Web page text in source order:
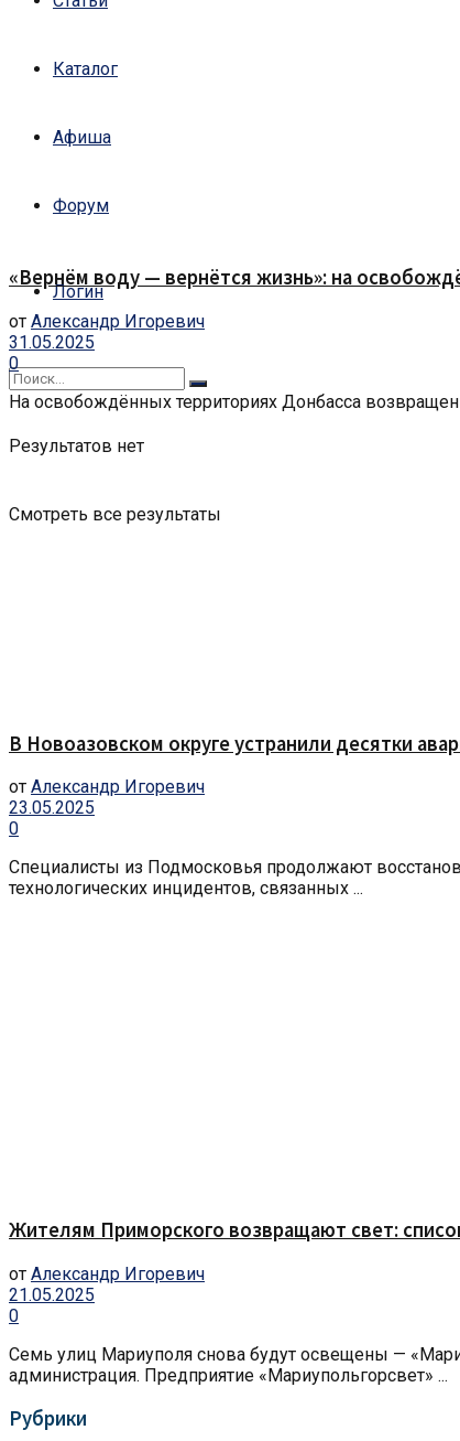
Каталог
Афиша
Форум
Логин
Результатов нет
Смотреть все результаты
«Вернём воду — вернётся жизнь»: на
от Александр Игоревич
31.05.2025
0
На освобождённых территориях Донбасса
В Новоазовском округе устранили десятки
от Александр Игоревич
23.05.2025
0
Специалисты из Подмосковья продолжают
технологических инцидентов, связанных ...
Жителям Приморского возвращают свет:
от Александр Игоревич
21.05.2025
0
Семь улиц Мариуполя снова будут освещены —
администрация. Предприятие «Мариупольгорсвет» ...
Рубрики